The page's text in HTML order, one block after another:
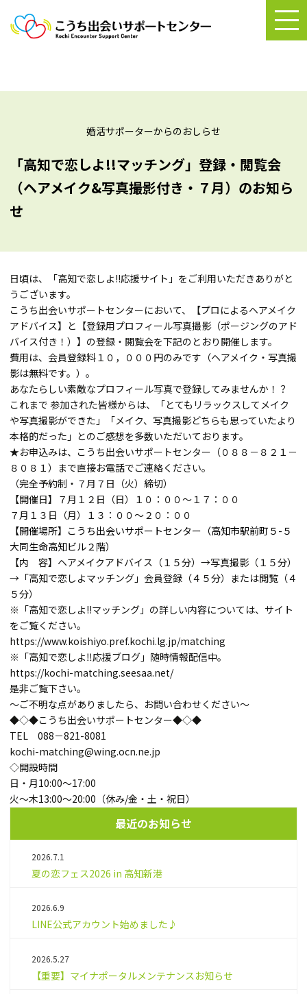
婚活サポーターからのおしらせ
「高知で恋しよ!!マッチング」登録・閲覧会
（ヘアメイク&写真撮影付き・７月）のお知ら
せ
日頃は、「高知で恋しよ!!応援サイト」をご利用いただきありがと
うございます。
こうち出会いサポートセンターにおいて、【プロによるヘアメイク
アドバイス】と【登録用プロフィール写真撮影（ポージングのアド
バイス付き！）】の登録・閲覧会を下記のとおり開催します。
費用は、会員登録料１０，０００円のみです（ヘアメイク・写真撮
影は無料です。）。
あなたらしい素敵なプロフィール写真で登録してみませんか！？
これまで 参加された皆様からは、「とてもリラックスしてメイク
や写真撮影ができた」「メイク、写真撮影どちらも思っていたより
本格的だった」とのご感想を多数いただいております。
★お申込みは、こうち出会いサポートセンター（０８８－８２１－
８０８１）まで直接お電話でご連絡ください。
（完全予約制・７月７日（火）締切）
【開催日】７月１２日（日）１０：００～１７：００
７月１３日（月）１３：００～２０：００
【開催場所】こうち出会いサポートセンター（高知市駅前町５-５
大同生命高知ビル２階）
【内 容】ヘアメイクアドバイス（１５分）→写真撮影（１５分）
→「高知で恋しよマッチング」会員登録（４５分）または閲覧（４
５分）
※「高知で恋しよ!!マッチング」の詳しい内容については、サイト
をご覧ください。
https://www.koishiyo.pref.kochi.lg.jp/matching
※「高知で恋しよ‼応援ブログ」随時情報配信中。
https://kochi-matching.seesaa.net/
是非ご覧下さい。
～ご不明な点がありましたら、お問い合わせください～
◆◇◆こうち出会いサポートセンター◆◇◆
TEL 088－821-8081
kochi-matching@wing.ocn.ne.jp
◇開設時間
日・月10:00～17:00
火～木13:00～20:00（休み/金・土・祝日）
最近のお知らせ
2026.7.1
夏の恋フェス2026 in 高知新港
2026.6.9
LINE公式アカウント始めました♪
2026.5.27
【重要】マイナポータルメンテナンスお知らせ